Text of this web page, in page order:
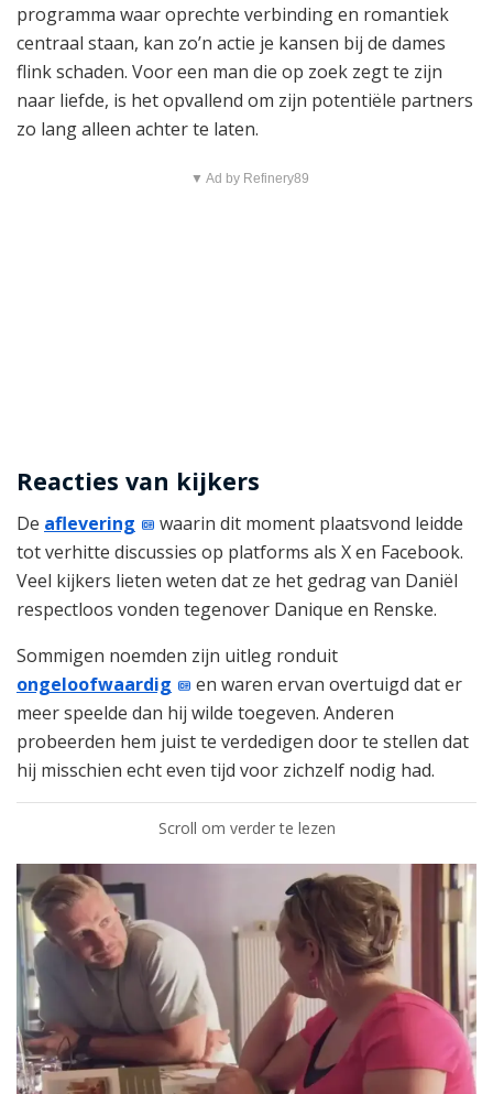
programma waar oprechte verbinding en romantiek
centraal staan, kan zo’n actie je kansen bij de dames
flink schaden. Voor een man die op zoek zegt te zijn
naar liefde, is het opvallend om zijn potentiële partners
zo lang alleen achter te laten.
▼ Ad by Refinery89
Reacties van kijkers
De aflevering
waarin dit moment plaatsvond leidde
tot verhitte discussies op platforms als X en Facebook.
Veel kijkers lieten weten dat ze het gedrag van Daniël
respectloos vonden tegenover Danique en Renske.
Sommigen noemden zijn uitleg ronduit
ongeloofwaardig
en waren ervan overtuigd dat er
meer speelde dan hij wilde toegeven. Anderen
probeerden hem juist te verdedigen door te stellen dat
hij misschien echt even tijd voor zichzelf nodig had.
Scroll om verder te lezen